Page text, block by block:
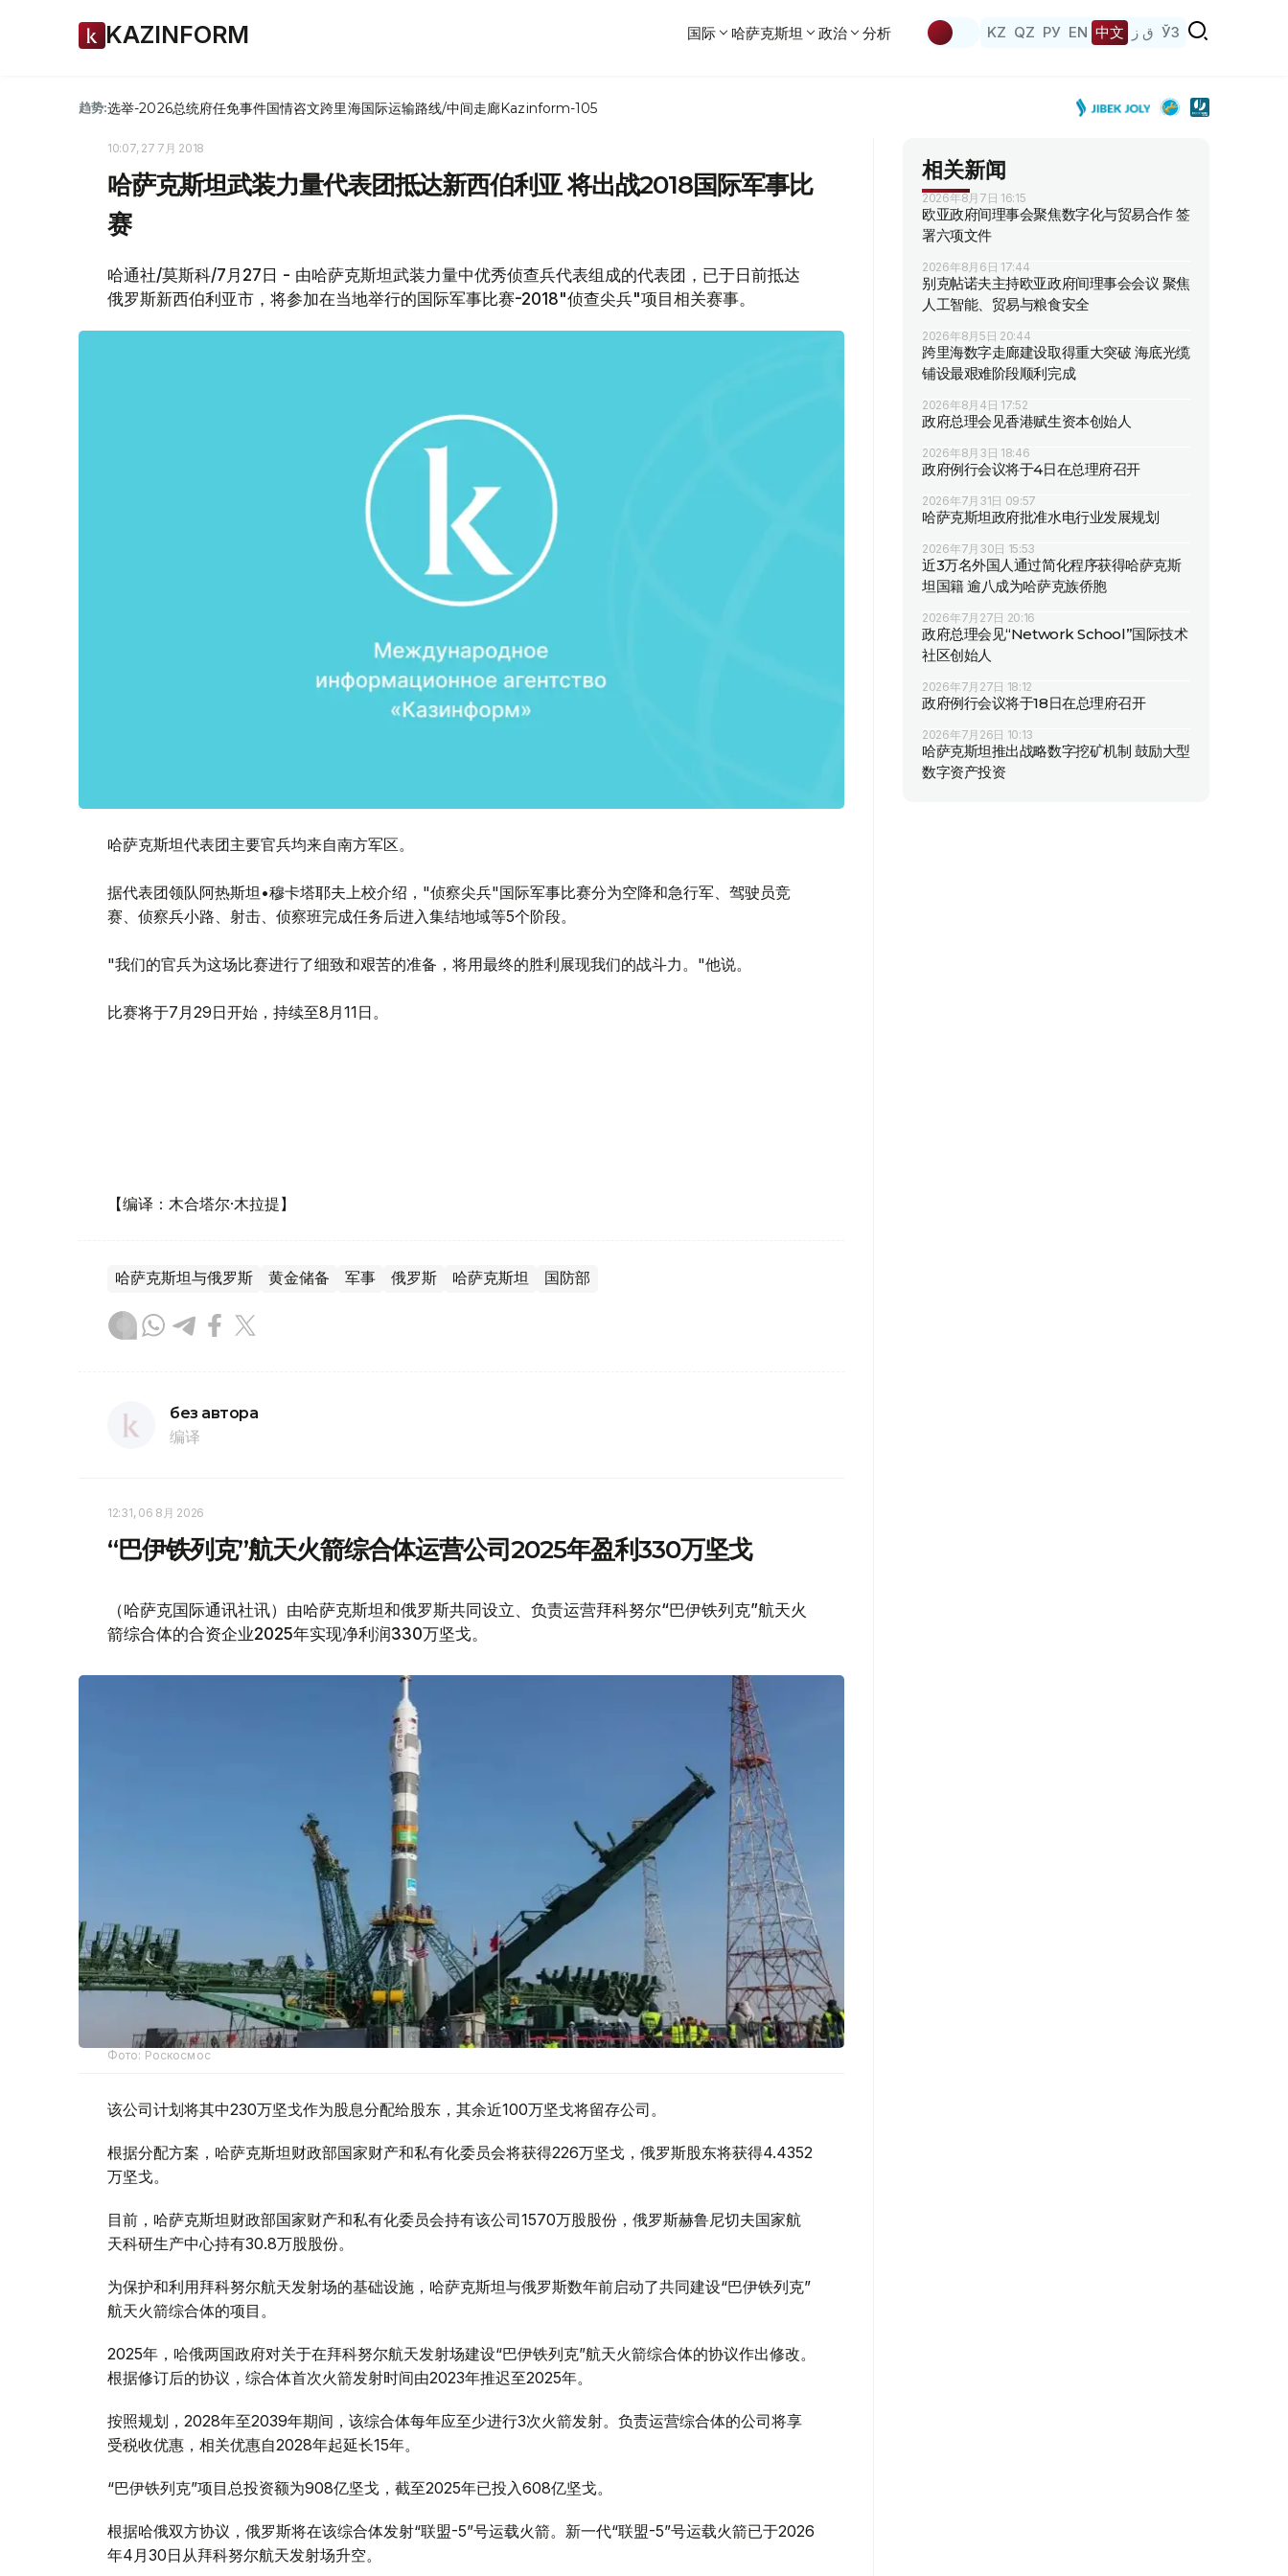
KAZINFORM 国际 哈萨克斯坦 政治 分析 KZ QZ РУ EN 中文 ق ز ЎЗ
趋势:选举-2026总统府任免事件国情咨文跨里海国际运输路线/中间走廊Kazinform-105
10:07, 27 7月 2018
哈萨克斯坦武装力量代表团抵达新西伯利亚 将出战2018国际军事比
赛
哈通社/莫斯科/7月27日 - 由哈萨克斯坦武装力量中优秀侦查兵代表组成的代表团，已于日前抵达
俄罗斯新西伯利亚市，将参加在当地举行的国际军事比赛-2018"侦查尖兵"项目相关赛事。
哈萨克斯坦代表团主要官兵均来自南方军区。
据代表团领队阿热斯坦•穆卡塔耶夫上校介绍，"侦察尖兵"国际军事比赛分为空降和急行军、驾驶员竞
赛、侦察兵小路、射击、侦察班完成任务后进入集结地域等5个阶段。
"我们的官兵为这场比赛进行了细致和艰苦的准备，将用最终的胜利展现我们的战斗力。"他说。
比赛将于7月29日开始，持续至8月11日。
【编译：木合塔尔·木拉提】
哈萨克斯坦与俄罗斯 黄金储备 军事 俄罗斯 哈萨克斯坦 国防部
без автора
编译
12:31, 06 8月 2026
“巴伊铁列克”航天火箭综合体运营公司2025年盈利330万坚戈
（哈萨克国际通讯社讯）由哈萨克斯坦和俄罗斯共同设立、负责运营拜科努尔“巴伊铁列克”航天火
箭综合体的合资企业2025年实现净利润330万坚戈。
Фото: Роскосмос
该公司计划将其中230万坚戈作为股息分配给股东，其余近100万坚戈将留存公司。
根据分配方案，哈萨克斯坦财政部国家财产和私有化委员会将获得226万坚戈，俄罗斯股东将获得4.4352
万坚戈。
目前，哈萨克斯坦财政部国家财产和私有化委员会持有该公司1570万股股份，俄罗斯赫鲁尼切夫国家航
天科研生产中心持有30.8万股股份。
为保护和利用拜科努尔航天发射场的基础设施，哈萨克斯坦与俄罗斯数年前启动了共同建设“巴伊铁列克”
航天火箭综合体的项目。
2025年，哈俄两国政府对关于在拜科努尔航天发射场建设“巴伊铁列克”航天火箭综合体的协议作出修改。
根据修订后的协议，综合体首次火箭发射时间由2023年推迟至2025年。
按照规划，2028年至2039年期间，该综合体每年应至少进行3次火箭发射。负责运营综合体的公司将享
受税收优惠，相关优惠自2028年起延长15年。
“巴伊铁列克”项目总投资额为908亿坚戈，截至2025年已投入608亿坚戈。
根据哈俄双方协议，俄罗斯将在该综合体发射“联盟-5”号运载火箭。新一代“联盟-5”号运载火箭已于2026
年4月30日从拜科努尔航天发射场升空。
相关新闻
2026年8月7日 16:15
欧亚政府间理事会聚焦数字化与贸易合作 签
署六项文件
2026年8月6日 17:44
别克帖诺夫主持欧亚政府间理事会会议 聚焦
人工智能、贸易与粮食安全
2026年8月5日 20:44
跨里海数字走廊建设取得重大突破 海底光缆
铺设最艰难阶段顺利完成
2026年8月4日 17:52
政府总理会见香港赋生资本创始人
2026年8月3日 18:46
政府例行会议将于4日在总理府召开
2026年7月31日 09:57
哈萨克斯坦政府批准水电行业发展规划
2026年7月30日 15:53
近3万名外国人通过简化程序获得哈萨克斯
坦国籍 逾八成为哈萨克族侨胞
2026年7月27日 20:16
政府总理会见“Network School”国际技术
社区创始人
2026年7月27日 18:12
政府例行会议将于18日在总理府召开
2026年7月26日 10:13
哈萨克斯坦推出战略数字挖矿机制 鼓励大型
数字资产投资